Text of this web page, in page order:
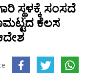
ಸ್ಥಳಕ್ಕೆ ಸಂಸದೆ
ಕೆಲಸ